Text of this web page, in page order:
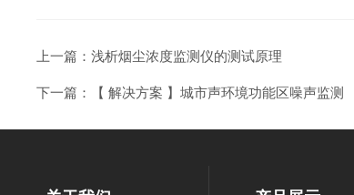
上一篇： 浅析烟尘浓度监测仪的测试原理
下一篇： 【 解决方案 】城市声环境功能区噪声监测